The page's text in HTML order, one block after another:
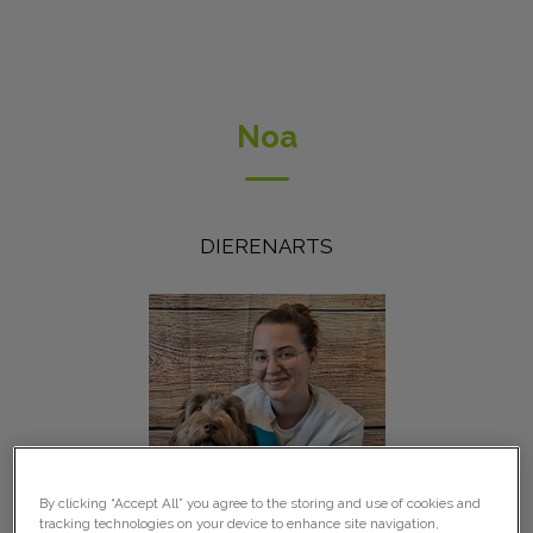
Noa
DIERENARTS
By clicking “Accept All” you agree to the storing and use of cookies and
tracking technologies on your device to enhance site navigation,